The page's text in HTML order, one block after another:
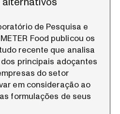
de Pesquisa e
Food publicou os
recente que analisa
principais adoçantes
do setor
em consideração ao
formulações de seus